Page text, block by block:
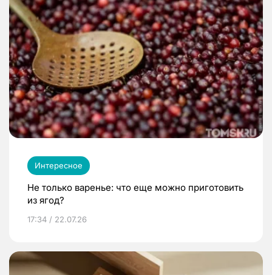
Интересное
Не только варенье: что еще можно приготовить
из ягод?
17:34 / 22.07.26